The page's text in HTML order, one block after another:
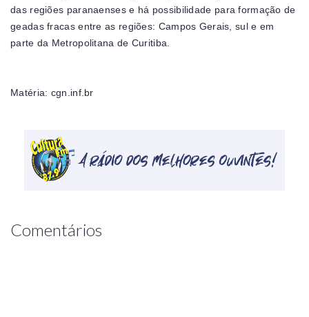
das regiões paranaenses e há possibilidade para formação de
geadas fracas entre as regiões: Campos Gerais, sul e em
parte da Metropolitana de Curitiba.
Matéria: cgn.inf.br
Comentários